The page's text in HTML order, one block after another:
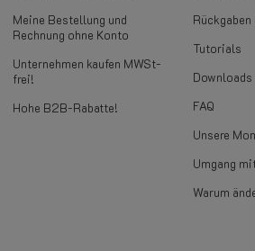
Meine Bestellung und
Rechnung ohne Konto
Unternehmen kaufen MWSt-
frei!
Hohe B2B-Rabatte!
Tutorials
Downloads
FAQ
Unsere
Umgang
Warum